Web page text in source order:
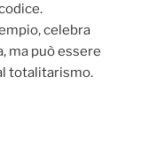
celebra
ma può essere
totalitarismo.